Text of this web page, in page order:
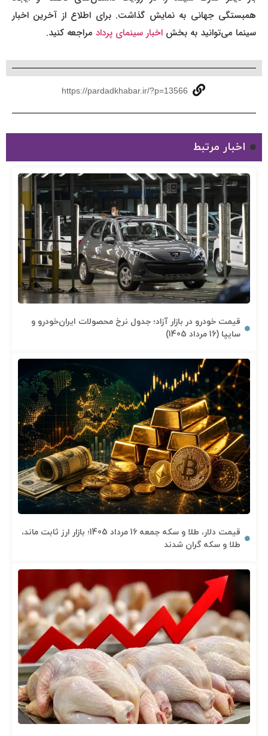
همبستگی جهانی به نمایش گذاشت. برای اطلاع از آخرین اخبار
سینما می‌توانید به بخشاخبار سینمای پردادمراجعه کنید.
https://pardadkhabar.ir/?p=13566
اخبار مرتبط
قیمت خودرو در بازار آزاد؛ جدول نرخ محصولات ایران‌خودرو و
سایپا (16 مرداد 1405)
قیمت دلار، طلا و سکه جمعه 16 مرداد 1405؛ بازار ارز ثابت ماند،
طلا و سکه گران شدند